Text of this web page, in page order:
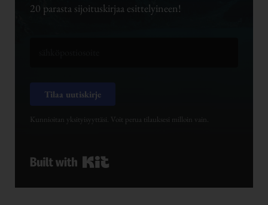
20 parasta sijoituskirjaa esittelyineen!
Tilaa uutiskirje
Kunnioitan yksityisyyttäsi. Voit perua tilauksesi milloin vain.